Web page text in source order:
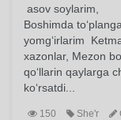
asov soylarim,
Boshimda
yomg‘irlarim
xazonlar, Mezon
qo‘llarin qaylarga
ko‘rsatdi...
150 She'r